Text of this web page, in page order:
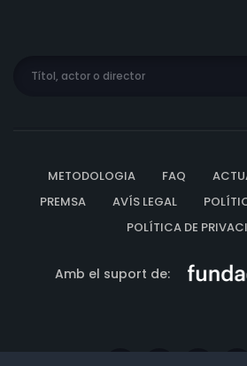
METODOLOGIA FAQ
PREMSA
AVÍS LEGAL
POLÍTICA DE
Amb el suport de: